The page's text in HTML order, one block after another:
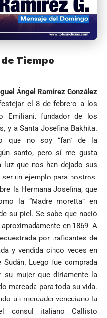
Tiempo
Ángel Ramírez González
el 8 de febrero a los
Emiliani, fundador de los
y a Santa Josefina Bakhita.
que no soy “fan” de la
santo, pero sí me gusta
luz que nos han dejado sus
ser un ejemplo para nostros.
la Hermana Josefina, que
la “Madre moretta” en
su piel. Se sabe que nació
aproximadamente en 1869. A
por traficantes de
y vendida cinco veces en
Sudán. Luego fue comprada
su mujer que diriamente la
marcada para toda su vida.
un mercader veneciano la
cónsul italiano Callisto
VER